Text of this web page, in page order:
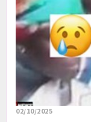
02/10/2025